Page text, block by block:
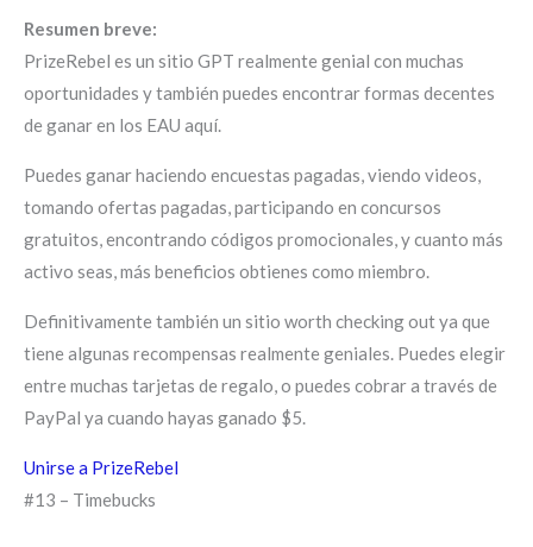
Resumen breve:
PrizeRebel es un sitio GPT realmente genial con muchas
oportunidades y también puedes encontrar formas decentes
de ganar en los EAU aquí.
Puedes ganar haciendo encuestas pagadas, viendo videos,
tomando ofertas pagadas, participando en concursos
gratuitos, encontrando códigos promocionales, y cuanto más
activo seas, más beneficios obtienes como miembro.
Definitivamente también un sitio worth checking out ya que
tiene algunas recompensas realmente geniales. Puedes elegir
entre muchas tarjetas de regalo, o puedes cobrar a través de
PayPal ya cuando hayas ganado $5.
Unirse a PrizeRebel
#13 – Timebucks